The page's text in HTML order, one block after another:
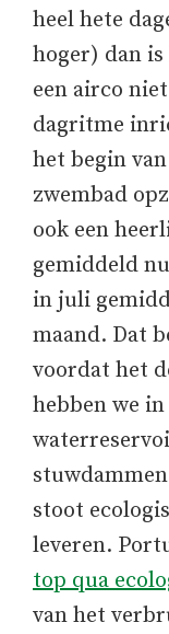
heel hete
hoger) dan
een airco
dagritme
het begin
zwembad
ook een
gemiddeld
in juli
maand. Dat
voordat het
hebben we
stoot
leveren.
top qua
van het